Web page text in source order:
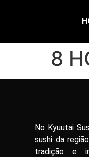
8
No Kyuutai
sushi da
tradição e